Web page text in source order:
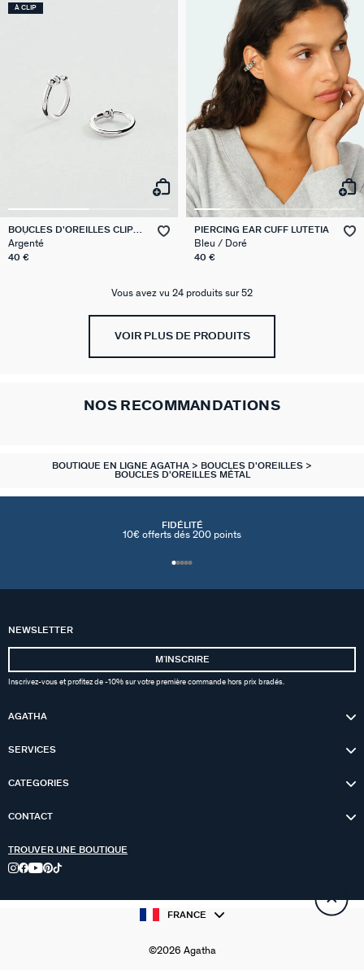
À CLIP
BOUCLES D'OREILLES CLIPS
CRÉOLES PISTON
Argenté
40 €
PIERCING EAR CUFF LUTETIA
Bleu / Doré
40 €
Vous avez vu 24 produits sur 52
VOIR PLUS DE PRODUITS
NOS RECOMMANDATIONS
BOUTIQUE EN LIGNE AGATHA
BOUCLES D'OREILLES
BOUCLES D'OREILLES MÉTAL
FIDÉLITÉ
10€ offerts dés 200 points
NEWSLETTER
MʼINSCRIRE
Inscrivez-vous et profitez de -10% sur votre première commande hors prix bradés.
AGATHA
SERVICES
CATEGORIES
CONTACT
TROUVER UNE BOUTIQUE
FRANCE
©2026 Agatha